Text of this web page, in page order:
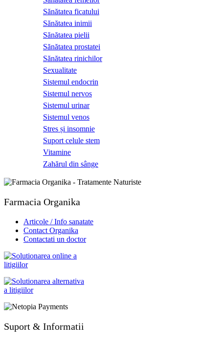
Sănătatea ficatului
Sănătatea inimii
Sănătatea pielii
Sănătatea prostatei
Sănătatea rinichilor
Sexualitate
Sistemul endocrin
Sistemul nervos
Sistemul urinar
Sistemul venos
Stres și insomnie
Suport celule stem
Vitamine
Zahărul din sânge
Farmacia Organika
Articole / Info sanatate
Contact Organika
Contactati un doctor
Suport & Informatii